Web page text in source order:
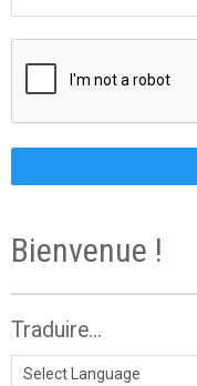
Bienvenue !
Traduire...